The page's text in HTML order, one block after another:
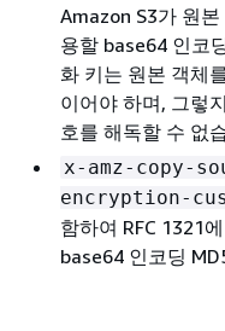
Amazon S3가 원
용할 base64 인코
화 키는 원본 객체
이어야 하며, 그렇
호를 해독할 수 없
x-amz-copy-
encryption-
함하여 RFC 1321
base64 인코딩